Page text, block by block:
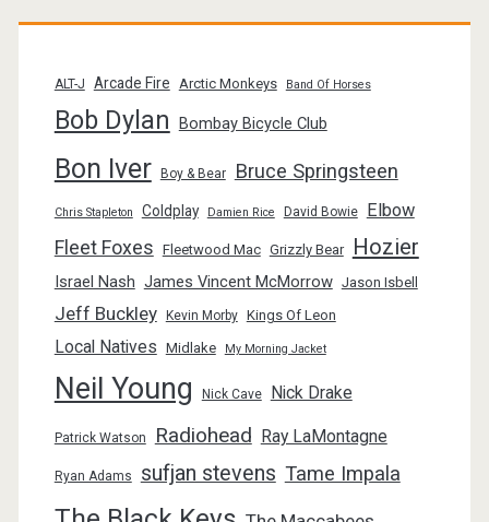
ALT-J Arcade Fire Arctic Monkeys Band Of Horses
Bob Dylan Bombay Bicycle Club
Bon Iver Boy & Bear Bruce Springsteen
Chris Stapleton Coldplay Damien Rice David Bowie Elbow
Fleet Foxes Fleetwood Mac Grizzly Bear Hozier
Israel Nash James Vincent McMorrow Jason Isbell
Jeff Buckley Kevin Morby Kings Of Leon
Local Natives Midlake My Morning Jacket
Neil Young Nick Cave Nick Drake
Patrick Watson Radiohead Ray LaMontagne
Ryan Adams sufjan stevens Tame Impala